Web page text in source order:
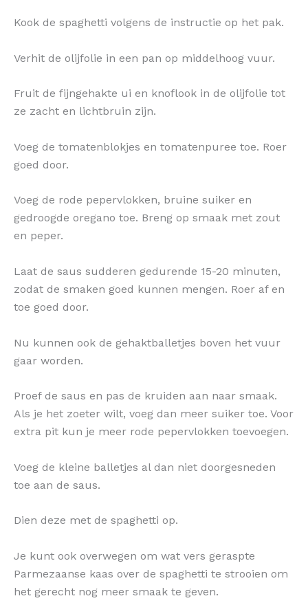
Kook de spaghetti volgens de instructie op het pak.
Verhit de olijfolie in een pan op middelhoog vuur.
Fruit de fijngehakte ui en knoflook in de olijfolie tot
ze zacht en lichtbruin zijn.
Voeg de tomatenblokjes en tomatenpuree toe. Roer
goed door.
Voeg de rode pepervlokken, bruine suiker en
gedroogde oregano toe. Breng op smaak met zout
en peper.
Laat de saus sudderen gedurende 15-20 minuten,
zodat de smaken goed kunnen mengen. Roer af en
toe goed door.
Nu kunnen ook de gehaktballetjes boven het vuur
gaar worden.
Proef de saus en pas de kruiden aan naar smaak.
Als je het zoeter wilt, voeg dan meer suiker toe. Voor
extra pit kun je meer rode pepervlokken toevoegen.
Voeg de kleine balletjes al dan niet doorgesneden
toe aan de saus.
Dien deze met de spaghetti op.
Je kunt ook overwegen om wat vers geraspte
Parmezaanse kaas over de spaghetti te strooien om
het gerecht nog meer smaak te geven.